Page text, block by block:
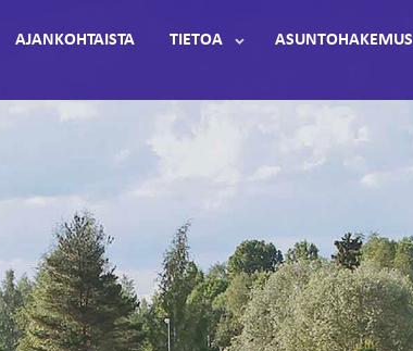
AJANKOHTAISTA TIETOA ASUNTOHAKEMUS